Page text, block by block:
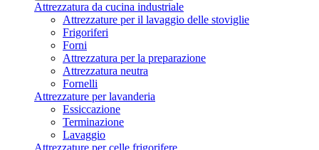
Attrezzatura da cucina industriale
Attrezzature per il lavaggio delle stoviglie
Frigoriferi
Forni
Attrezzatura per la preparazione
Attrezzatura neutra
Fornelli
Attrezzature per lavanderia
Essiccazione
Terminazione
Lavaggio